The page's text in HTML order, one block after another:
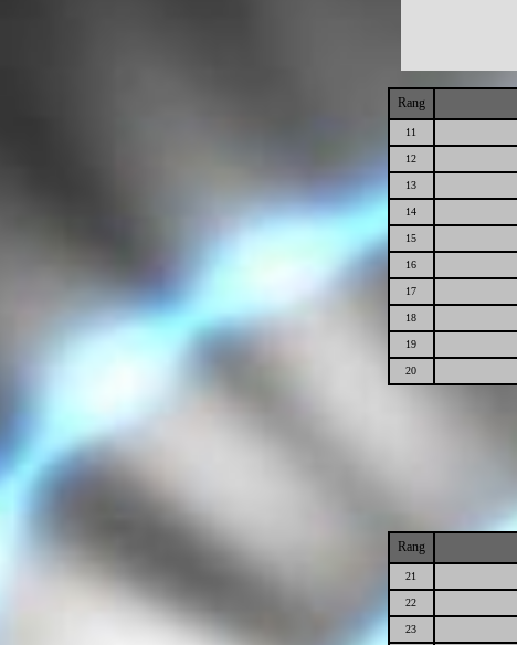
Rang
11
12
13
14
15
16
17
18
19
20
Rang
21
22
23